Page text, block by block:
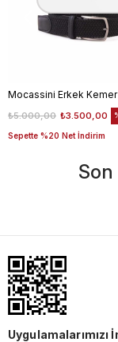
₺3.500,00
₺5.000,00
Sepette %20 Net İndirim
Son
Uygulamalarımızı